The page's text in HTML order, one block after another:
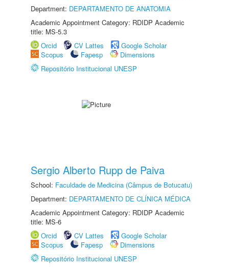
Department: DEPARTAMENTO DE ANATOMIA
Academic Appointment Category: RDIDP Academic
title: MS-5.3
Orcid
CV Lattes
Google Scholar
Scopus
Fapesp
Dimensions
Repositório Institucional UNESP
Sergio Alberto Rupp de Paiva
School: Faculdade de Medicina (Câmpus de Botucatu)
Department: DEPARTAMENTO DE CLÍNICA MÉDICA
Academic Appointment Category: RDIDP Academic
title: MS-6
Orcid
CV Lattes
Google Scholar
Scopus
Fapesp
Dimensions
Repositório Institucional UNESP